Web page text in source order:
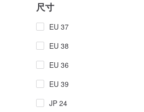
尺寸
EU 37
EU 38
EU 36
EU 39
JP 24